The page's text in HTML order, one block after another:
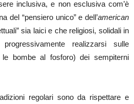
inclusiva, e non esclusiva com’è
del “pensiero unico” e dell’american
sia laici e che religiosi, solidali in
realizzarsi sulle
bombe al fosforo) dei sempiterni
regolari sono da rispettare e